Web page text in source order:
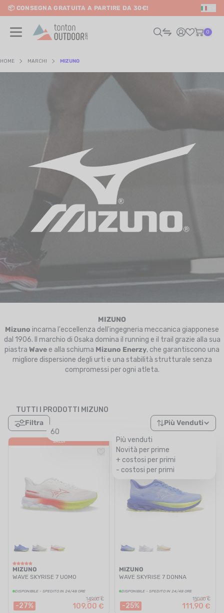
content
📦 CONSEGNA GRATUITA A PARTIRE DA 30€!
0
/ VIAGGIO
CARTA REGALO
I MIEI PREFERITI
IL BLOG DEI TONTONS
HOME MARCHI MIZUNO
MIZUNO
Mizuno incarna l'eccellenza dell'ingegneria meccanica giapponese
dal 1906. Il marchio di Osaka domina il running e il trail grazie alla sua
piastra Wave e alla schiuma Mizuno Enerzy, che garantiscono una
migliore dispersione degli urti e una stabilità strutturale senza
compromessi per ogni atleta.
TUTTI I PRODOTTI MIZUNO
Filtra
60
Più Venduti
Più venduti
Novità per prime
+ costosi per primi
- costosi per primi
SALDI
MIZUNO
WAVE SKYRISE 7 UOMO
DISPONIBILE - SPEDITO IN 24/48 ORE
-27%
149,00 €
109,00 €
MIZUNO
WAVE SKYRISE 7 DONNA
DISPONIBILE - SPEDITO IN 24/48 ORE
-25%
150,00 €
111,90 €